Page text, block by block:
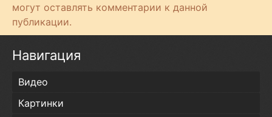
могут оставлять комментарии к данной
публикации.
Навигация
Видео
Картинки